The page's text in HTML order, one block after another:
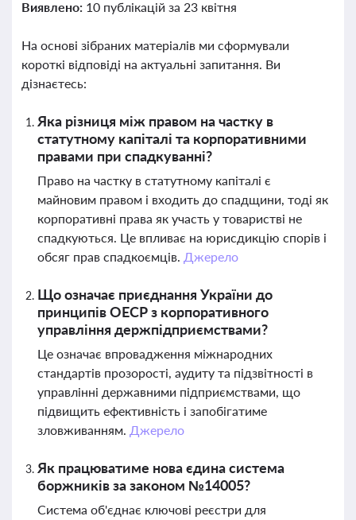
Виявлено: 10 публікацій за 23 квітня
На основі зібраних матеріалів ми сформували
короткі відповіді на актуальні запитання. Ви
дізнаєтесь:
Яка різниця між правом на частку в
статутному капіталі та корпоративними
правами при спадкуванні?
Право на частку в статутному капіталі є
майновим правом і входить до спадщини, тоді як
корпоративні права як участь у товаристві не
спадкуються. Це впливає на юрисдикцію спорів і
обсяг прав спадкоємців. Джерело
Що означає приєднання України до
принципів ОЕСР з корпоративного
управління держпідприємствами?
Це означає впровадження міжнародних
стандартів прозорості, аудиту та підзвітності в
управлінні державними підприємствами, що
підвищить ефективність і запобігатиме
зловживанням. Джерело
Як працюватиме нова єдина система
боржників за законом №14005?
Система об'єднає ключові реєстри для